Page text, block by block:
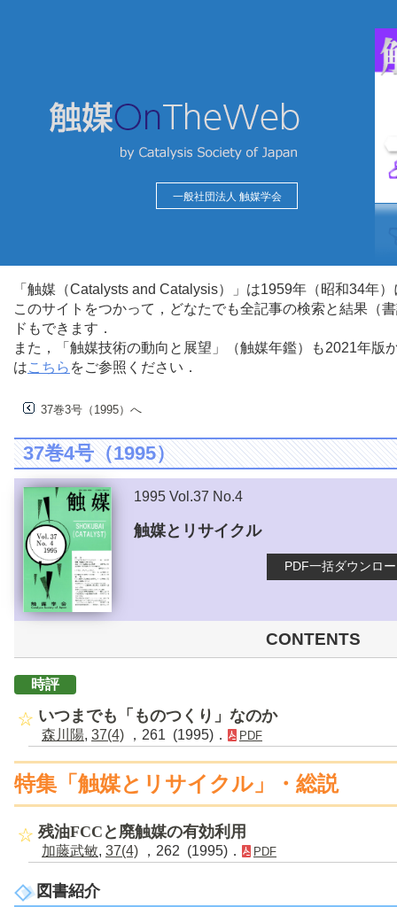
一般社団法人 触媒学会
「触媒（Catalysts and Catalysis）」は1959年（昭和34年
このサイトをつかって，どなたでも全記事の検索と結果（
ドもできます．
また，「触媒技術の動向と展望」（触媒年鑑）も2021年
はこちら をご参照ください．
37巻3号（1995）へ
37巻4号（1995）
1995 Vol.37 No.4
触媒とリサイクル
PDF一括ダウンロ
CONTENTS
時評
いつまでも「ものつくり」なのか
森川陽, 37(4) ，261 (1995)． PDF
特集「触媒とリサイクル」・総説
残油FCCと廃触媒の有効利用
加藤武敏, 37(4) ，262 (1995)． PDF
図書紹介